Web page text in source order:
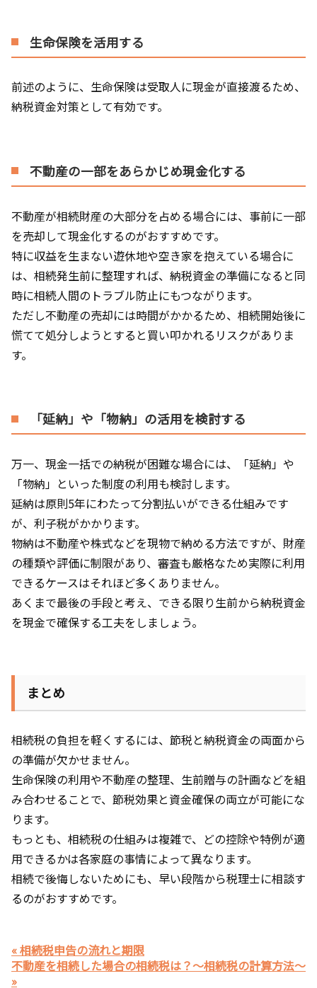
生命保険を活用する
前述のように、生命保険は受取人に現金が直接渡るため、
納税資金対策として有効です。
不動産の一部をあらかじめ現金化する
不動産が相続財産の大部分を占める場合には、事前に一部
を売却して現金化するのがおすすめです。
特に収益を生まない遊休地や空き家を抱えている場合に
は、相続発生前に整理すれば、納税資金の準備になると同
時に相続人間のトラブル防止にもつながります。
ただし不動産の売却には時間がかかるため、相続開始後に
慌てて処分しようとすると買い叩かれるリスクがありま
す。
「延納」や「物納」の活用を検討する
万一、現金一括での納税が困難な場合には、「延納」や
「物納」といった制度の利用も検討します。
延納は原則5年にわたって分割払いができる仕組みです
が、利子税がかかります。
物納は不動産や株式などを現物で納める方法ですが、財産
の種類や評価に制限があり、審査も厳格なため実際に利用
できるケースはそれほど多くありません。
あくまで最後の手段と考え、できる限り生前から納税資金
を現金で確保する工夫をしましょう。
まとめ
相続税の負担を軽くするには、節税と納税資金の両面から
の準備が欠かせません。
生命保険の利用や不動産の整理、生前贈与の計画などを組
み合わせることで、節税効果と資金確保の両立が可能にな
ります。
もっとも、相続税の仕組みは複雑で、どの控除や特例が適
用できるかは各家庭の事情によって異なります。
相続で後悔しないためにも、早い段階から税理士に相談す
るのがおすすめです。
« 相続税申告の流れと期限
不動産を相続した場合の相続税は？～相続税の計算方法～
»